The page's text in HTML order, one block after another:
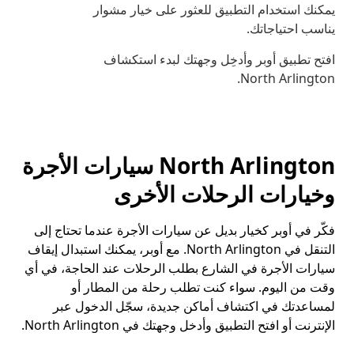
يمكنك استخدام التطبيق للعثور على خيار مشوار
يناسب احتياجاتك.
افتح تطبيق أوبر وأدخِل وجهتك لبدء استكشاف
North Arlington.
North Arlington سيارات الأجرة
وخيارات الرحلات الأخرى
فكّر في أوبر كخيار بديل عن سيارات الأجرة عندما تحتاج إلى
التنقل في North Arlington. مع أوبر، يمكنك استبدال إيقاف
سيارات الأجرة في الشارع بطلب الرحلات عند الحاجة، في أي
وقت من اليوم. سواء كنت تطلب رحلة من المطار أو
لمساعدتك في اكتشاف أماكن جديدة، سجّل الدخول عبر
الإنترنت أو افتح التطبيق وأدخل وجهتك في North Arlington.